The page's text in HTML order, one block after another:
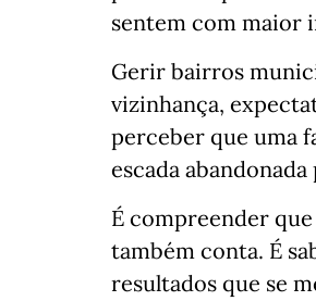
sentem com maior
Gerir bairros
vizinhança,
perceber que uma
escada
É compreender
também conta. É
resultados que se